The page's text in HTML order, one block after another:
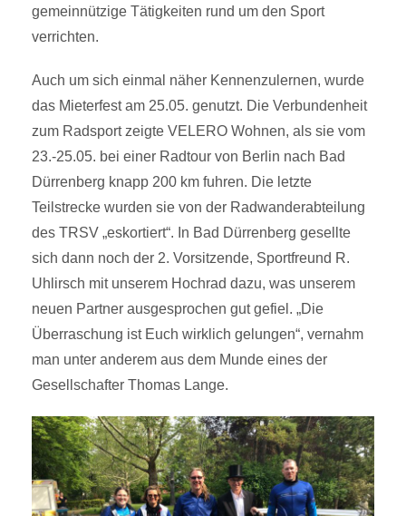
gemeinnützige Tätigkeiten rund um den Sport
verrichten.
Auch um sich einmal näher Kennenzulernen, wurde
das Mieterfest am 25.05. genutzt. Die Verbundenheit
zum Radsport zeigte VELERO Wohnen, als sie vom
23.-25.05. bei einer Radtour von Berlin nach Bad
Dürrenberg knapp 200 km fuhren. Die letzte
Teilstrecke wurden sie von der Radwanderabteilung
des TRSV „eskortiert“. In Bad Dürrenberg gesellte
sich dann noch der 2. Vorsitzende, Sportfreund R.
Uhlirsch mit unserem Hochrad dazu, was unserem
neuen Partner ausgesprochen gut gefiel. „Die
Überraschung ist Euch wirklich gelungen“, vernahm
man unter anderem aus dem Munde eines der
Gesellschafter Thomas Lange.